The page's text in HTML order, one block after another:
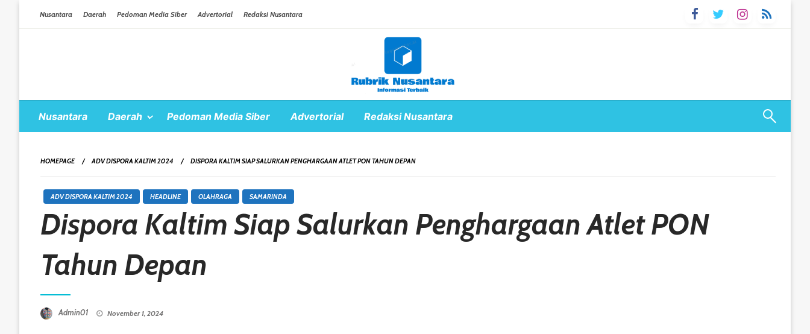
Nusantara Daerah Pedoman Media Siber Advertorial Redaksi Nusantara
Nusantara Daerah Pedoman Media Siber Advertorial Redaksi Nusantara
HOMEPAGE ADV DISPORA KALTIM 2024 DISPORA KALTIM SIAP SALURKAN PENGHARGAAN ATLET PON TAHUN DEPAN
ADV DISPORA KALTIM 2024 HEADLINE OLAHRAGA SAMARINDA
Dispora Kaltim Siap Salurkan Penghargaan Atlet PON
Tahun Depan
Admin01 November 1, 2024